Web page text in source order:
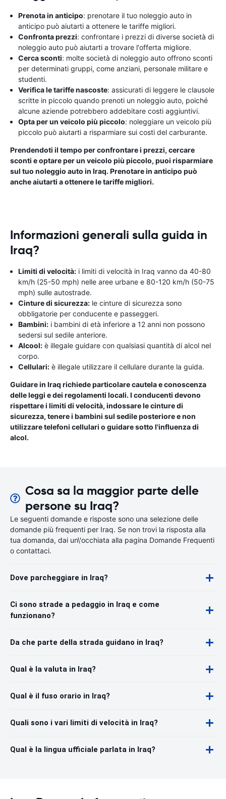
Prenota in anticipo: prenotare il tuo noleggio auto in
anticipo può aiutarti a ottenere le tariffe migliori.
Confronta prezzi: confrontare i prezzi di diverse società di
noleggio auto può aiutarti a trovare l'offerta migliore.
Cerca sconti: molte società di noleggio auto offrono sconti
per determinati gruppi, come anziani, personale militare e
studenti.
Verifica le tariffe nascoste: assicurati di leggere le clausole
scritte in piccolo quando prenoti un noleggio auto, poiché
alcune aziende potrebbero addebitare costi aggiuntivi.
Opta per un veicolo più piccolo: noleggiare un veicolo più
piccolo può aiutarti a risparmiare sui costi del carburante.
Prendendoti il ​​tempo per confrontare i prezzi, cercare
sconti e optare per un veicolo più piccolo, puoi risparmiare
sul tuo noleggio auto in Iraq. Prenotare in anticipo può
anche aiutarti a ottenere le tariffe migliori.
Informazioni generali sulla guida in
Iraq?
Limiti di velocità: i limiti di velocità in Iraq vanno da 40-80
km/h (25-50 mph) nelle aree urbane e 80-120 km/h (50-75
mph) sulle autostrade.
Cinture di sicurezza: le cinture di sicurezza sono
obbligatorie per conducente e passeggeri.
Bambini: i bambini di età inferiore a 12 anni non possono
sedersi sul sedile anteriore.
Alcool: è illegale guidare con qualsiasi quantità di alcol nel
corpo.
Cellulari: è illegale utilizzare il cellulare durante la guida.
Guidare in Iraq richiede particolare cautela e conoscenza
delle leggi e dei regolamenti locali. I conducenti devono
rispettare i limiti di velocità, indossare le cinture di
sicurezza, tenere i bambini sul sedile posteriore e non
utilizzare telefoni cellulari o guidare sotto l'influenza di
alcol.
Cosa sa la maggior parte delle
persone su Iraq?
Le seguenti domande e risposte sono una selezione delle
domande più frequenti per Iraq. Se non trovi la risposta alla
tua domanda, dai un\'occhiata alla pagina Domande Frequenti
o contattaci.
Dove parcheggiare in Iraq?
Ci sono strade a pedaggio in Iraq e come
funzionano?
Da che parte della strada guidano in Iraq?
Qual è la valuta in Iraq?
Qual è il fuso orario in Iraq?
Quali sono i vari limiti di velocità in Iraq?
Qual è la lingua ufficiale parlata in Iraq?